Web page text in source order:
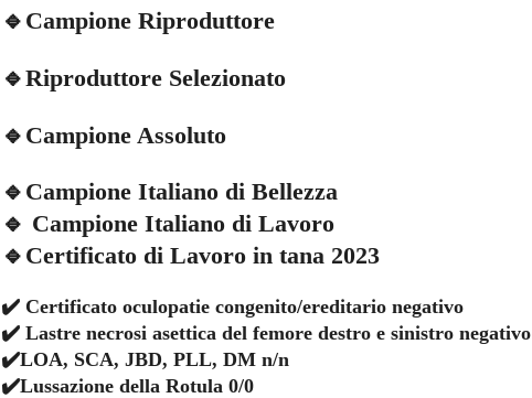
🔹Campione Riproduttore
🔹Riproduttore Selezionato
🔹Campione Assoluto
🔹Campione Italiano di Bellezza
🔹 Campione Italiano di Lavoro
🔹Certificato di Lavoro in tana 2023
✔️ Certificato oculopatie congenito/ereditario negativo
✔️ Lastre necrosi asettica del femore destro e sinistro negativo
✔️LOA, SCA, JBD, PLL, DM n/n
✔️Lussazione della Rotula 0/0